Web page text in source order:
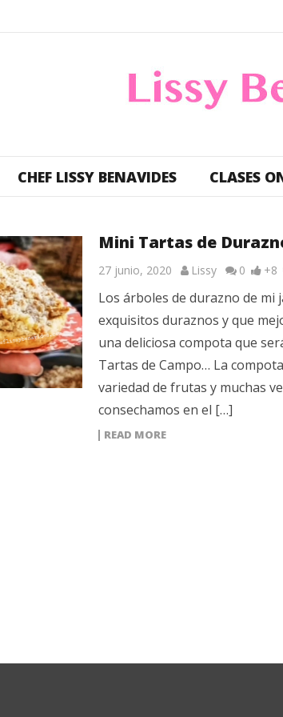
CHEF LISSY BENAVIDES CLASES
Mini Tartas de
27 junio, 2020 Lissy 0 +8
Los árboles de durazno de
exquisitos duraznos y que
una deliciosa compota que
Tartas de Campo… La
variedad de frutas y muchas
consechamos en el […]
READ MORE